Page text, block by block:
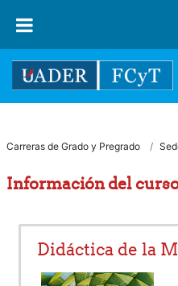
Carreras de Grado y Pregrado
Información del
Didáctica de la